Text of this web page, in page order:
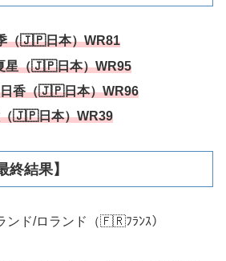
（🇯🇵日本）WR81
星（🇯🇵日本）WR95
香（🇯🇵日本）WR96
（🇯🇵日本）WR39
終結果】
ンド/ロランド（🇫🇷ﾌﾗﾝｽ）